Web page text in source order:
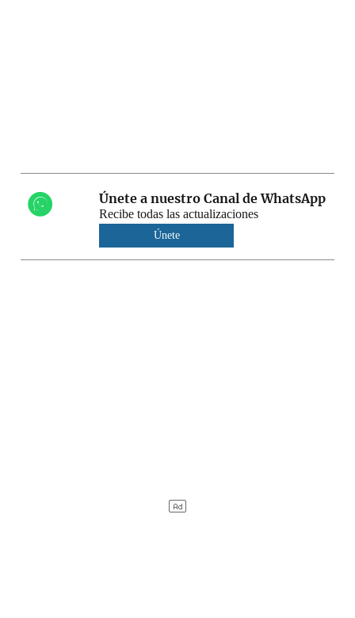
Únete a nuestro Canal de WhatsApp
Recibe todas las actualizaciones
Únete